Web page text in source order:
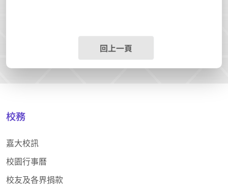
回上一頁
校務
嘉大校訊
校園行事曆
校友及各界捐款